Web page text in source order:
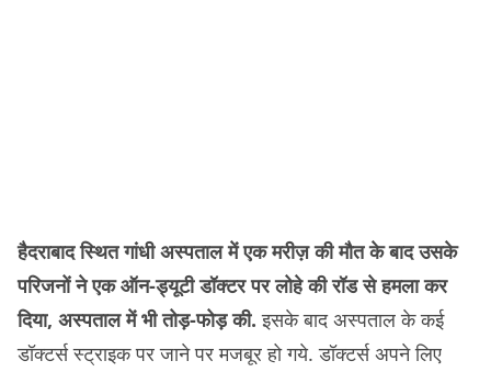
हैदराबाद स्थित गांधी अस्पताल में एक मरीज़ की मौत के बाद उसके
परिजनों ने एक ऑन-ड्यूटी डॉक्टर पर लोहे की रॉड से हमला कर
दिया, अस्पताल में भी तोड़-फोड़ की. इसके बाद अस्पताल के कई
डॉक्टर्स स्ट्राइक पर जाने पर मजबूर हो गये. डॉक्टर्स अपने लिए